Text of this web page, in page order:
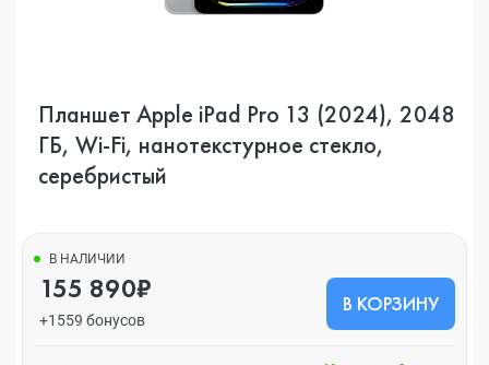
Планшет Apple iPad Pro 13 (2024), 2048
ГБ, Wi-Fi, нанотекстурное стекло,
серебристый
В НАЛИЧИИ
155 890₽
+1559 бонусов
В КОРЗИНУ